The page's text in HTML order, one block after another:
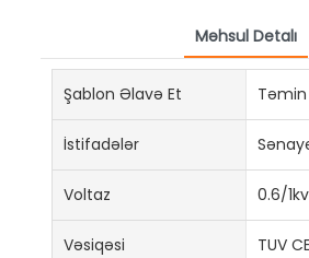
Məhsul Detalı
Şablon Əlavə Et
İstifadələr
Voltaz 0.6/1kv
Vəsiqəsi TUV CE